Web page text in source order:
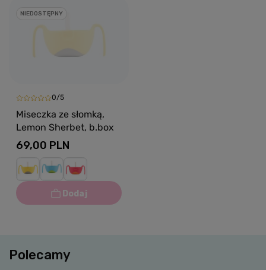
NIEDOSTĘPNY
0/5
Miseczka ze słomką,
Lemon Sherbet, b.box
69,00 PLN
Polecamy